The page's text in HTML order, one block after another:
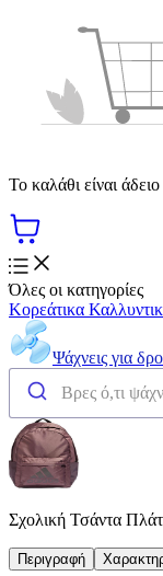
Το καλάθι είναι άδειο
Όλες οι κατηγορίες
Κορεάτικα
Ψάχνεις για
Σχολική Τσάντα
Περιγραφή